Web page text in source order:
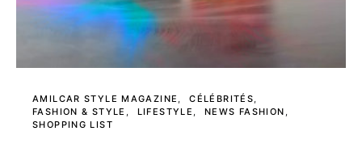
AMILCAR STYLE MAGAZINE
CÉLÉBRITÉS
FASHION & STYLE
LIFESTYLE
NEWS FASHION
SHOPPING LIST